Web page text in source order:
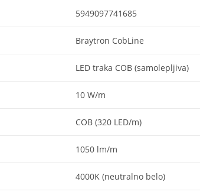
5949097741685
Braytron CobLine
LED traka COB (samolepljiva)
10 W/m
COB (320 LED/m)
1050 lm/m
4000K (neutralno belo)